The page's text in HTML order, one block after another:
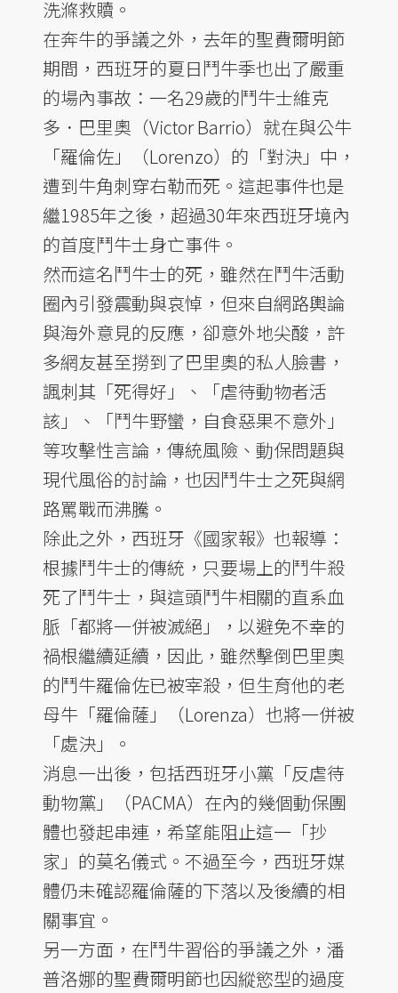
洗滌救贖。
在奔牛的爭議之外，去年的聖費爾明節
期間，西班牙的夏日鬥牛季也出了嚴重
的場內事故：一名29歲的鬥牛士維克
多．巴里奧（Victor Barrio）就在與公牛
「羅倫佐」（Lorenzo）的「對決」中，
遭到牛角刺穿右勒而死。這起事件也是
繼1985年之後，超過30年來西班牙境內
的首度鬥牛士身亡事件。
然而這名鬥牛士的死，雖然在鬥牛活動
圈內引發震動與哀悼，但來自網路輿論
與海外意見的反應，卻意外地尖酸，許
多網友甚至撈到了巴里奧的私人臉書，
諷刺其「死得好」、「虐待動物者活
該」、「鬥牛野蠻，自食惡果不意外」
等攻擊性言論，傳統風險、動保問題與
現代風俗的討論，也因鬥牛士之死與網
路罵戰而沸騰。
除此之外，西班牙《國家報》也報導：
根據鬥牛士的傳統，只要場上的鬥牛殺
死了鬥牛士，與這頭鬥牛相關的直系血
脈「都將一併被滅絕」，以避免不幸的
禍根繼續延續，因此，雖然擊倒巴里奧
的鬥牛羅倫佐已被宰殺，但生育他的老
母牛「羅倫薩」（Lorenza）也將一併被
「處決」。
消息一出後，包括西班牙小黨「反虐待
動物黨」（PACMA）在內的幾個動保團
體也發起串連，希望能阻止這一「抄
家」的莫名儀式。不過至今，西班牙媒
體仍未確認羅倫薩的下落以及後續的相
關事宜。
另一方面，在鬥牛習俗的爭議之外，潘
普洛娜的聖費爾明節也因縱慾型的過度